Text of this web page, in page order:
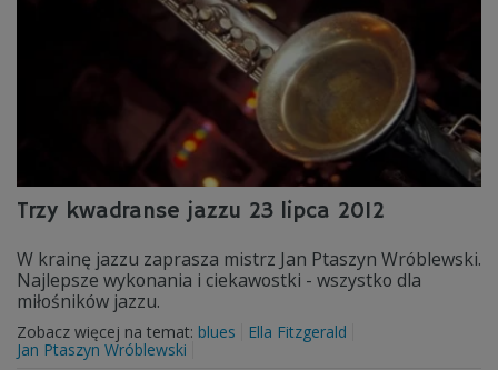
Trzy kwadranse jazzu 23 lipca 2012
W krainę jazzu zaprasza mistrz Jan Ptaszyn Wróblewski.
Najlepsze wykonania i ciekawostki - wszystko dla
miłośników jazzu.
Zobacz więcej na temat: blues
Ella Fitzgerald
Jan Ptaszyn Wróblewski